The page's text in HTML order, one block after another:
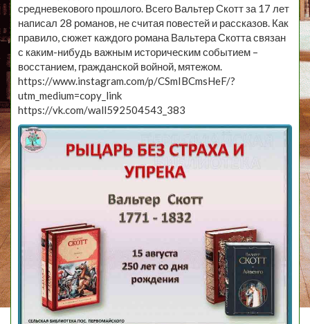
средневекового прошлого. Всего Вальтер Скотт за 17 лет
написал 28 романов, не считая повестей и рассказов. Как
правило, сюжет каждого романа Вальтера Скотта связан
с каким-нибудь важным историческим событием –
восстанием, гражданской войной, мятежом.
https://www.instagram.com/p/CSmIBCmsHeF/?
utm_medium=copy_link
https://vk.com/wall592504543_383